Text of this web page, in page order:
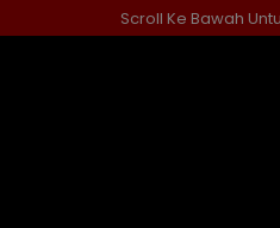
ke
Scroll Ke Bawah